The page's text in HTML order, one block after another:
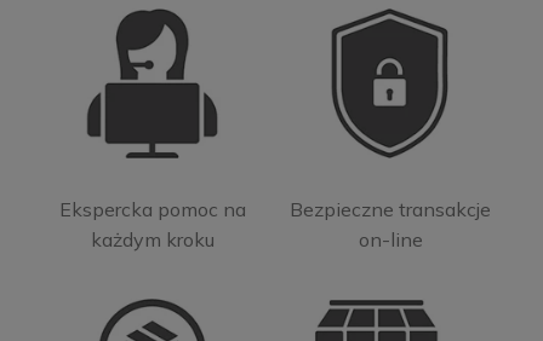
Ekspercka pomoc na
każdym kroku
Bezpieczne transakcje
on-line